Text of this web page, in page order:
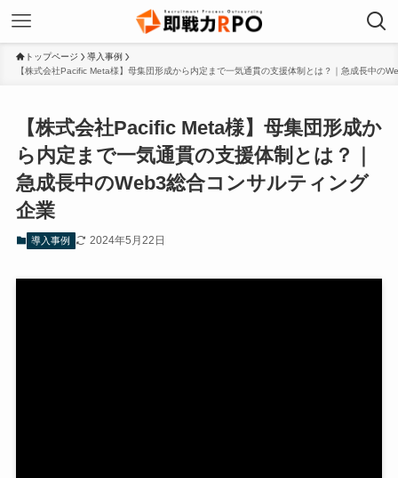
トップページ
導入事例
【株式会社Pacific Meta様】母集団形成から内定まで一気通貫の支援体制とは？｜急成長中の
【株式会社Pacific Meta様】母集団形成か
ら内定まで一気通貫の支援体制とは？｜
急成長中のWeb3総合コンサルティング
企業
導入事例 2024年5月22日